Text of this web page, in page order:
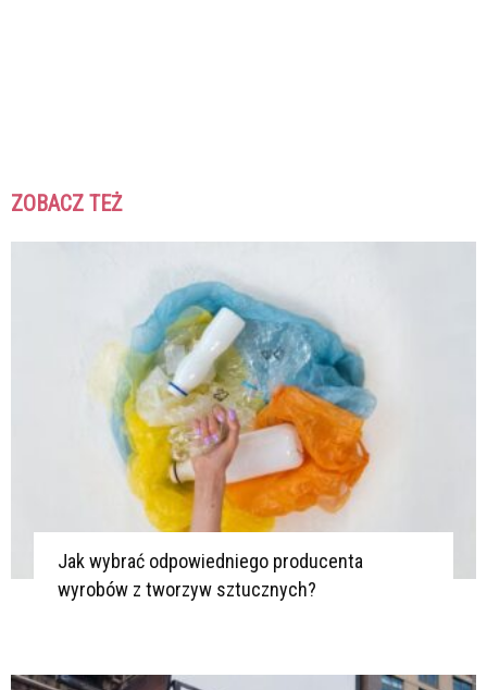
ZOBACZ TEŻ
Jak wybrać odpowiedniego producenta
wyrobów z tworzyw sztucznych?